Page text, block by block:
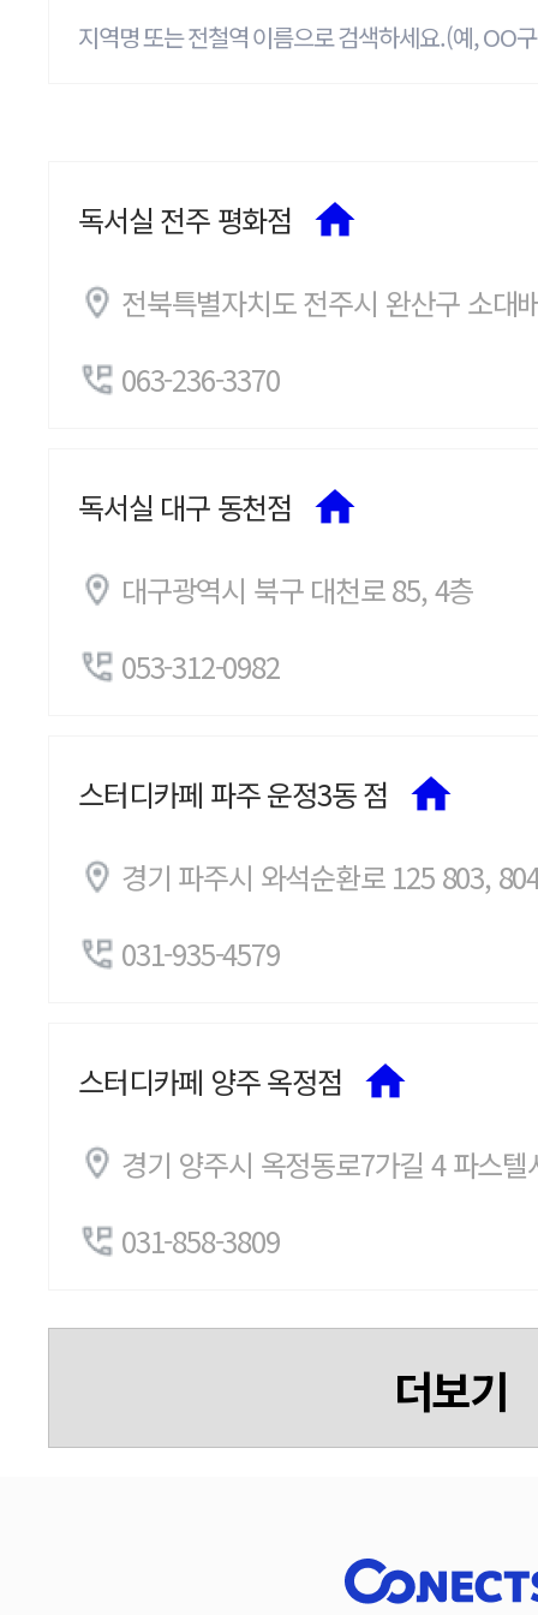
독서실 전주 평화점
전북특별자치도 전주시 완산구 소대
063-236-3370
독서실 대구 동천점
대구광역시 북구 대천로 85, 4층
053-312-0982
스터디카페 파주 운정3동 점
경기 파주시 와석순환로 125 803,
031-935-4579
스터디카페 양주 옥정점
경기 양주시 옥정동로7가길 4 파스
031-858-3809
더보기